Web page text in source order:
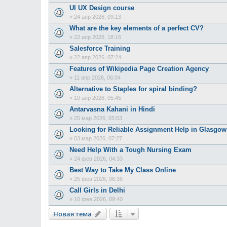
UI UX Design course
» 24 апр 2026, 09:13
What are the key elements of a perfect CV?
» 22 апр 2026, 18:16
Salesforce Training
» 22 апр 2026, 07:24
Features of Wikipedia Page Creation Agency
» 11 апр 2026, 06:04
Alternative to Staples for spiral binding?
» 10 апр 2026, 05:45
Antarvasna Kahani in Hindi
» 25 мар 2026, 05:53
Looking for Reliable Assignment Help in Glasgow
» 03 мар 2026, 07:27
Need Help With a Tough Nursing Exam
» 24 фев 2026, 04:33
Best Way to Take My Class Online
» 25 фев 2026, 06:36
Call Girls in Delhi
» 10 фев 2026, 09:40
Новая тема